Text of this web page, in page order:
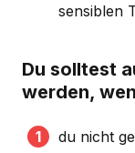
sensiblen
Du solltest
werden,
du nicht